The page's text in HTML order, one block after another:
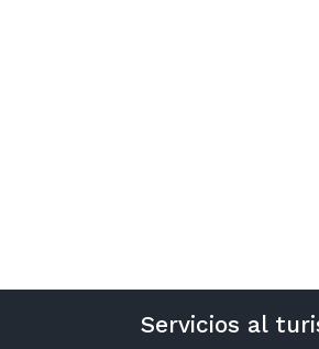
Servicios al